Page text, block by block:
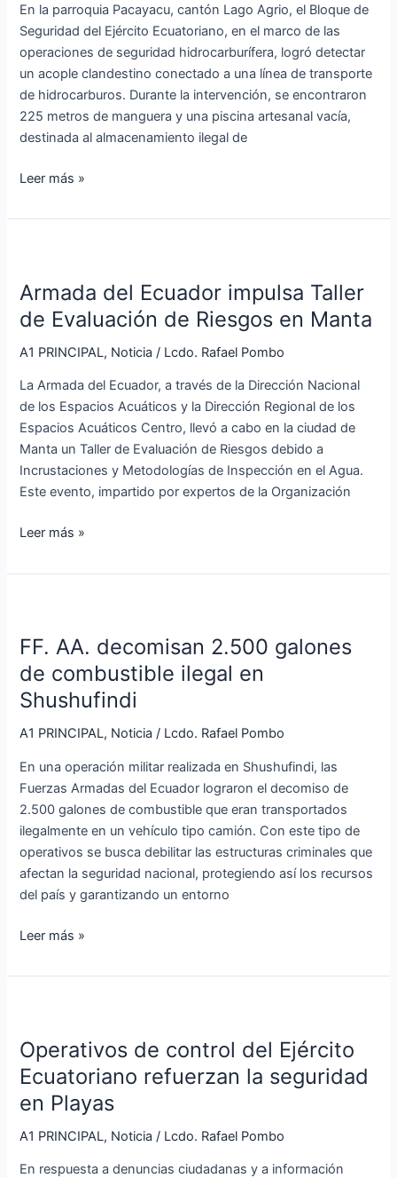
En la parroquia Pacayacu, cantón Lago Agrio, el Bloque de
Seguridad del Ejército Ecuatoriano, en el marco de las
operaciones de seguridad hidrocarburífera, logró detectar
un acople clandestino conectado a una línea de transporte
de hidrocarburos. Durante la intervención, se encontraron
225 metros de manguera y una piscina artesanal vacía,
destinada al almacenamiento ilegal de
hidrocarburos
en
Sucumbíos
Leer más »
Armada del Ecuador impulsa Taller
de Evaluación de Riesgos en Manta
A1 PRINCIPAL, Noticia / Lcdo. Rafael Pombo
La Armada del Ecuador, a través de la Dirección Nacional
de los Espacios Acuáticos y la Dirección Regional de los
Espacios Acuáticos Centro, llevó a cabo en la ciudad de
Manta un Taller de Evaluación de Riesgos debido a
Incrustaciones y Metodologías de Inspección en el Agua.
Este evento, impartido por expertos de la Organización
Ecuador
impulsa
de
Evaluación
de
Riesgos
en
Manta
Leer más »
FF. AA. decomisan 2.500 galones
de combustible ilegal en
Shushufindi
A1 PRINCIPAL, Noticia / Lcdo. Rafael Pombo
En una operación militar realizada en Shushufindi, las
Fuerzas Armadas del Ecuador lograron el decomiso de
2.500 galones de combustible que eran transportados
ilegalmente en un vehículo tipo camión. Con este tipo de
operativos se busca debilitar las estructuras criminales que
afectan la seguridad nacional, protegiendo así los recursos
del país y garantizando un entorno
decomisan
2.500
galones
de
combustible
en
Shushufindi
Leer más »
Operativos de control del Ejército
Ecuatoriano refuerzan la seguridad
en Playas
A1 PRINCIPAL, Noticia / Lcdo. Rafael Pombo
En respuesta a denuncias ciudadanas y a información
control
del
Ejército
Ecuatoriano
refuerzan